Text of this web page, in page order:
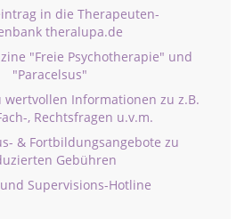
in die Therapeuten-
theralupa.de
"Freie Psychotherapie" und
"Paracelsus"
wertvollen Informationen zu z.B.
, Rechtsfragen u.v.m.
& Fortbildungsangebote zu
Gebühren
Supervisions-Hotline